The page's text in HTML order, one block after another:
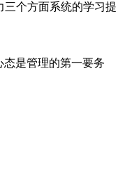
个方面系统的学习提
是管理的第一要务